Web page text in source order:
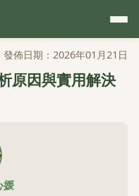
發佈日期：2026年01月21日
原因與實用解決
媛